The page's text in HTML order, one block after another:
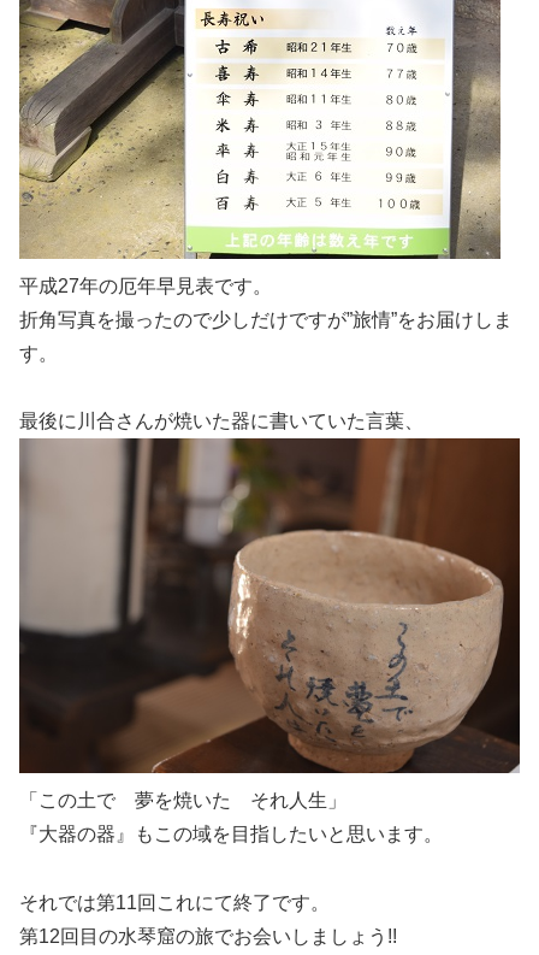
平成27年の厄年早見表です。
折角写真を撮ったので少しだけですが”旅情”をお届けしま
す。
最後に川合さんが焼いた器に書いていた言葉、
「この土で 夢を焼いた それ人生」
『大器の器』もこの域を目指したいと思います。
それでは第11回これにて終了です。
第12回目の水琴窟の旅でお会いしましょう!!